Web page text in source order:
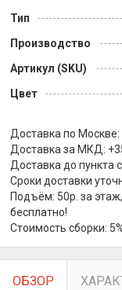
Тип
Производство
Артикул (SKU)
Цвет
Доставка по Москве:
Доставка за МКД:
Доставка до пункта
Сроки доставки
Подъём: 50р. за
бесплатно!
Стоимость сборки:
ОБЗОР